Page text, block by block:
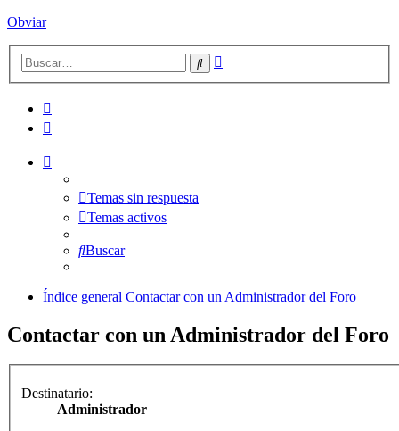
Obviar
Buscar
Temas sin respuesta
Temas activos
Buscar
Índice general Contactar con un Administrador del Foro
Contactar con un Administrador del Foro
Destinatario:
Administrador